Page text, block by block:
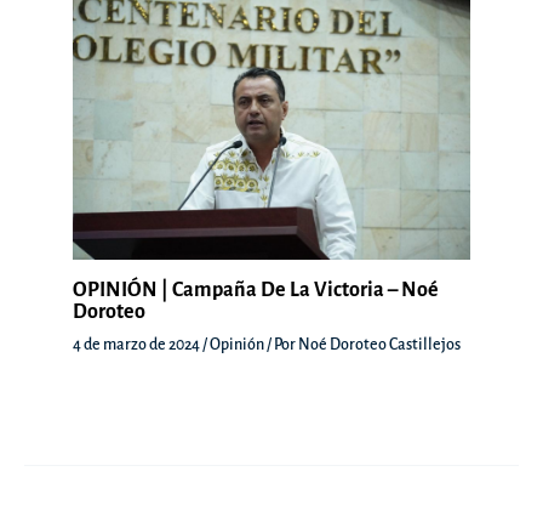
OPINIÓN | Campaña De La Victoria – Noé
Doroteo
4 de marzo de 2024/Opinión/ Por Noé Doroteo Castillejos